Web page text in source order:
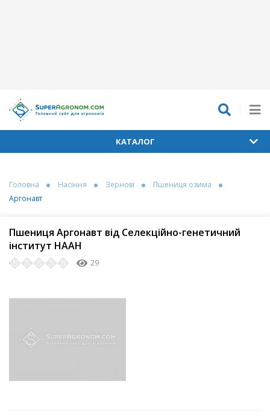
КАТАЛОГ
Головна Насіння Зернові
Пшениця озима
Аргонавт
Пшениця Аргонавт від Селекційно-генетичний
інститут НААН
29